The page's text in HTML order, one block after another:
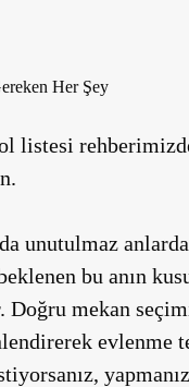
Her Şey
listesi
unutulmaz
bu anın
Doğru mekan
evlenme